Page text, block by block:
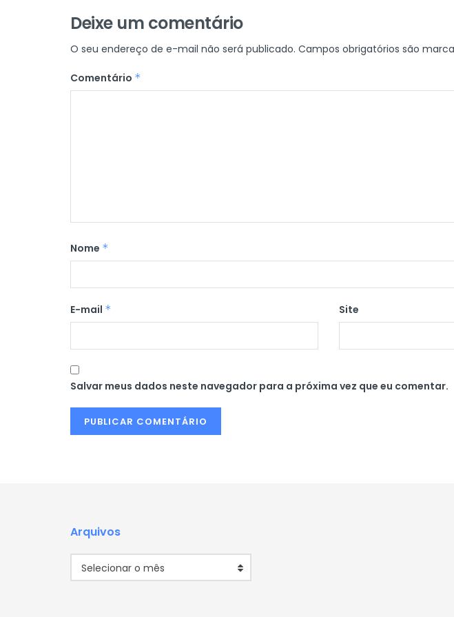
Deixe um comentário
O seu endereço de e-mail não será publicado. Campos obrigatórios são
Comentário *
Nome *
E-mail * Site
Salvar meus dados neste navegador para a próxima vez que eu comentar.
Arquivos
Selecionar o mês